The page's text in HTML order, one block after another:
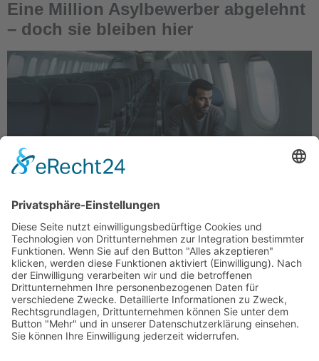
Eine Million Asylbewerber abgelehnt
– doch sie bleiben hier
Asylbewerber sind der Beleg dafür, dass unser Staat
in einer selbstverschuldeten Falle steckt. In
Deutschland leben derzeit 934.553 Antragsteller,
die das Land verlassen müssten – ihr Asylantrag
wurde abgelehnt. Spitzengruppe […]